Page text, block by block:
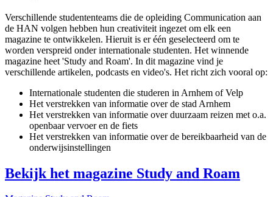
Verschillende studententeams die de opleiding Communication aan
de HAN volgen hebben hun creativiteit ingezet om elk een
magazine te ontwikkelen. Hieruit is er één geselecteerd om te
worden verspreid onder internationale studenten. Het winnende
magazine heet 'Study and Roam'. In dit magazine vind je
verschillende artikelen, podcasts en video's. Het richt zich vooral op:
Internationale studenten die studeren in Arnhem of Velp
Het verstrekken van informatie over de stad Arnhem
Het verstrekken van informatie over duurzaam reizen met o.a.
openbaar vervoer en de fiets
Het verstrekken van informatie over de bereikbaarheid van de
onderwijsinstellingen
Bekijk het magazine Study and Roam